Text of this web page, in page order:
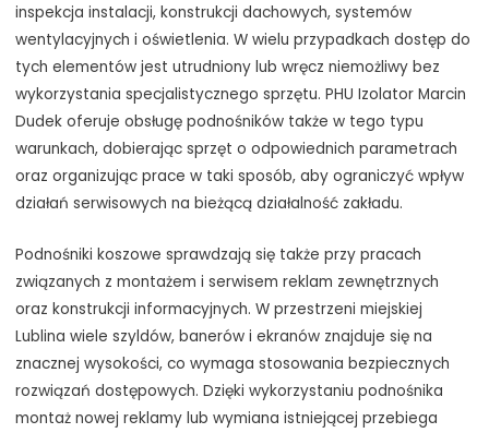
inspekcja instalacji, konstrukcji dachowych, systemów
wentylacyjnych i oświetlenia. W wielu przypadkach dostęp do
tych elementów jest utrudniony lub wręcz niemożliwy bez
wykorzystania specjalistycznego sprzętu. PHU Izolator Marcin
Dudek oferuje obsługę podnośników także w tego typu
warunkach, dobierając sprzęt o odpowiednich parametrach
oraz organizując prace w taki sposób, aby ograniczyć wpływ
działań serwisowych na bieżącą działalność zakładu.
Podnośniki koszowe sprawdzają się także przy pracach
związanych z montażem i serwisem reklam zewnętrznych
oraz konstrukcji informacyjnych. W przestrzeni miejskiej
Lublina wiele szyldów, banerów i ekranów znajduje się na
znacznej wysokości, co wymaga stosowania bezpiecznych
rozwiązań dostępowych. Dzięki wykorzystaniu podnośnika
montaż nowej reklamy lub wymiana istniejącej przebiega